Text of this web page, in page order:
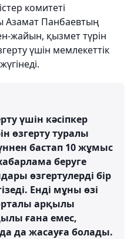
комитеті
Азамат Панбаевтың
жайын, қызмет түрін
үшін мемлекеттік
үшін кәсіпкер
өзгерту туралы
бастап 10 жұмыс
беруге
өзгертулерді бір
Енді мұны өзі
арқылы
ғана емес,
да жасауға болады.